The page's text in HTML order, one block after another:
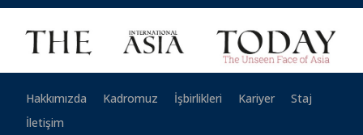
Hakkımızda Kadromuz İşbirlikleri Kariyer
Staj
İletişim